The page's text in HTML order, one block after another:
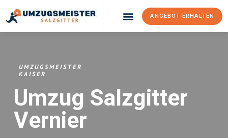
ANGEBOT ERHALTEN
UMZUGSMEISTER
KAISER
Umzug Salzgitter
Vernier